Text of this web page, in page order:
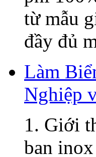
từ mẫu
đầy đủ
Làm
Nghiệp
1. Giới
ban